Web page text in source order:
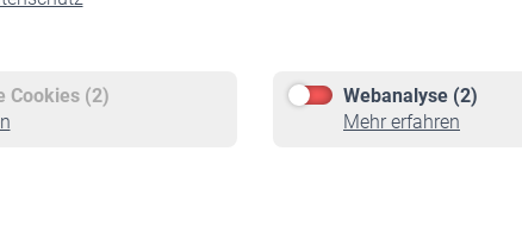
Cookies (2)
Webanalyse (2)
Mehr erfahren
Staatliche Förderung
Rente beantragen
Rentenauszahlung